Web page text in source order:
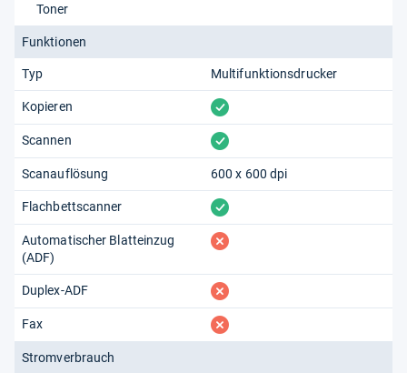
Toner
Funktionen
Typ Multifunktionsdrucker
Kopieren vorhanden
Scannen vorhanden
Scanauflösung 600 x 600 dpi
Flachbettscanner vorhanden
Automatischer Blatteinzug
(ADF)
fehlt
Duplex-ADF fehlt
Fax fehlt
Stromverbrauch